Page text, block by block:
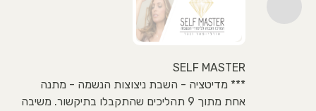
SELF MASTER
*** מדיטציה - השבת ניצוצות הנשמה - מתנה
אחת מתוך 9 תהליכים שהתקבלו בתיקשור. משיבה